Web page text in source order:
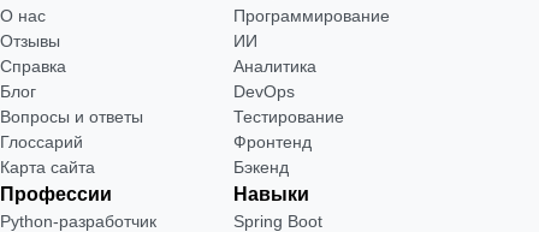
О нас
Отзывы
Справка
Блог
Вопросы и ответы
Глоссарий
Карта сайта
Программирование
ИИ
Аналитика
DevOps
Тестирование
Фронтенд
Бэкенд
Профессии
Python-разработчик
Навыки
Spring Boot